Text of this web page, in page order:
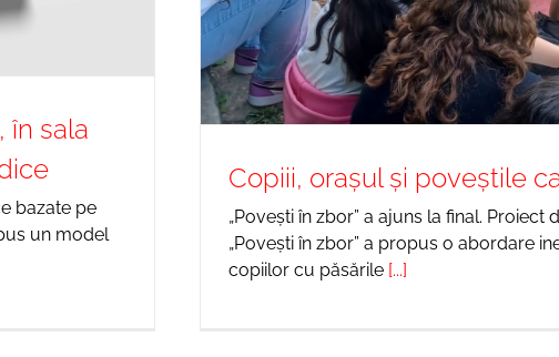
în sala
bazate pe
un model
Copiii, orașul și poveștile
„Povești în zbor” a ajuns la final. Proiect
„Povești în zbor” a propus o abordare
copiilor cu păsările[...]